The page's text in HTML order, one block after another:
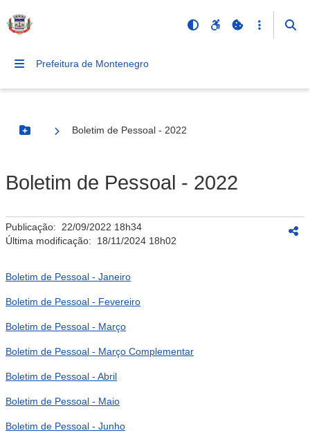
Prefeitura de Montenegro
Botão Menu
Boletim de Pessoal - 2022
Boletim de Pessoal - 2022
Publicação: 22/09/2022 18h34
Última modificação: 18/11/2024 18h02
Boletim de Pessoal - Janeiro
Boletim de Pessoal - Fevereiro
Boletim de Pessoal - Março
Boletim de Pessoal - Março Complementar
Boletim de Pessoal - Abril
Boletim de Pessoal - Maio
Boletim de Pessoal - Junho